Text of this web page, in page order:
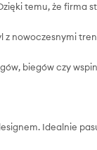
temu, że firma
nowoczesnymi
biegów czy
Idealnie